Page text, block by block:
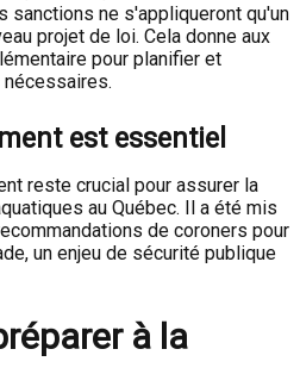
sanctions ne s'appliqueront qu'un
projet de loi. Cela donne aux
pour planifier et
est essentiel
reste crucial pour assurer la
au Québec. Il a été mis
de coroners pour
un enjeu de sécurité publique
à la